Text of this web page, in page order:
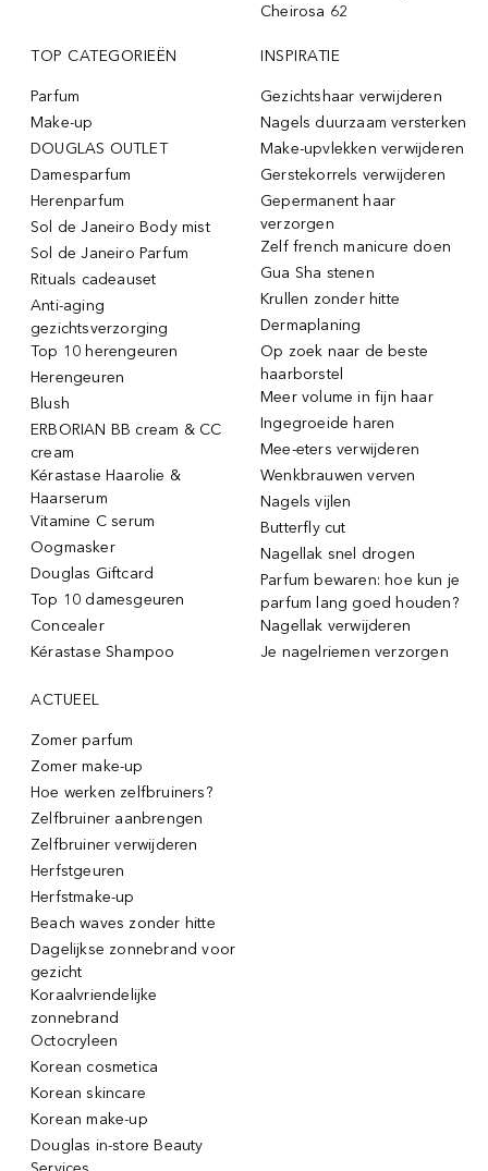
Cheirosa 62
TOP CATEGORIEËN
Parfum
Make-up
DOUGLAS OUTLET
Damesparfum
Herenparfum
Sol de Janeiro Body mist
Sol de Janeiro Parfum
Rituals cadeauset
Anti-aging
gezichtsverzorging
Top 10 herengeuren
Herengeuren
Blush
ERBORIAN BB cream & CC
cream
Kérastase Haarolie &
Haarserum
Vitamine C serum
Oogmasker
Douglas Giftcard
Top 10 damesgeuren
Concealer
Kérastase Shampoo
INSPIRATIE
Gezichtshaar verwijderen
Nagels duurzaam versterken
Make-upvlekken verwijderen
Gerstekorrels verwijderen
Gepermanent haar
verzorgen
Zelf french manicure doen
Gua Sha stenen
Krullen zonder hitte
Dermaplaning
Op zoek naar de beste
haarborstel
Meer volume in fijn haar
Ingegroeide haren
Mee-eters verwijderen
Wenkbrauwen verven
Nagels vijlen
Butterfly cut
Nagellak snel drogen
Parfum bewaren: hoe kun je
parfum lang goed houden?
Nagellak verwijderen
Je nagelriemen verzorgen
ACTUEEL
Zomer parfum
Zomer make-up
Hoe werken zelfbruiners?
Zelfbruiner aanbrengen
Zelfbruiner verwijderen
Herfstgeuren
Herfstmake-up
Beach waves zonder hitte
Dagelijkse zonnebrand voor
gezicht
Koraalvriendelijke
zonnebrand
Octocryleen
Korean cosmetica
Korean skincare
Korean make-up
Douglas in-store Beauty